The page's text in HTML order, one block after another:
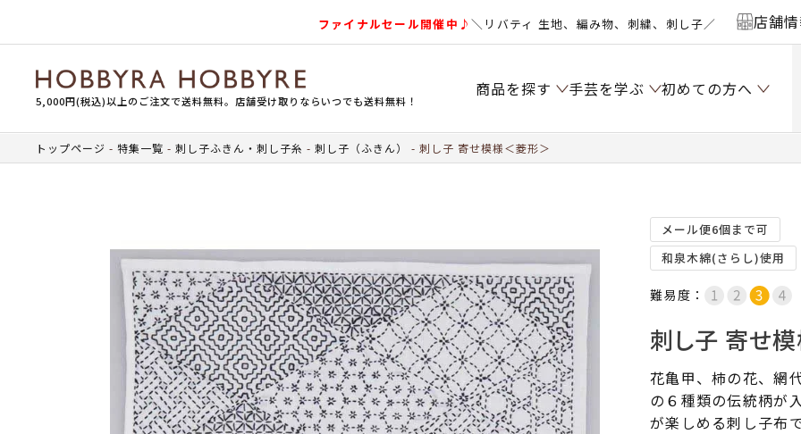
ファイナルセール開催中♪＼リバティ 生地、編み物、刺繍、刺し子／ 店舗
5,000円(税込)以上のご注文で送料無料。店舗受け取りならいつでも送料無料！
商品を探す 手芸を学ぶ 初めての方へ
トップページ 特集一覧 刺し子ふきん・刺し子糸 刺し子（ふきん） 刺し子 寄せ模様＜菱形＞
メール便6個まで可
和泉木綿(さらし)使用
難易度：
刺し子 寄せ
花亀甲、柿の花、網
の６種類の伝統柄が
が楽しめる刺し子布で